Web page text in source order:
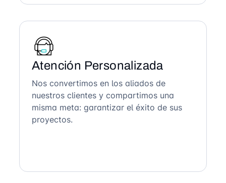
Atención Personalizada
Nos convertimos en los aliados de
nuestros clientes y compartimos una
misma meta: garantizar el éxito de sus
proyectos.